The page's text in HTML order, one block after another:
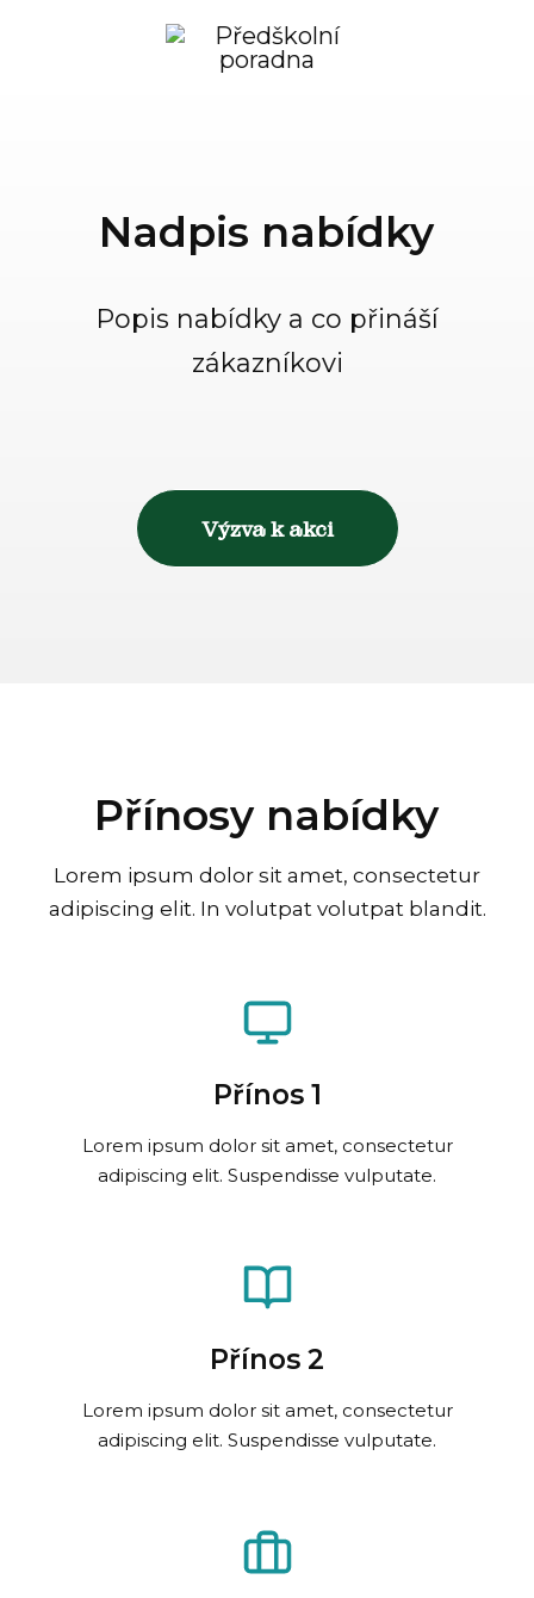
Nadpis nabídky
Popis nabídky a co přináší
zákazníkovi
Výzva k akci
Přínosy nabídky
Lorem ipsum dolor sit amet, consectetur
adipiscing elit. In volutpat volutpat blandit.
Přínos 1
Lorem ipsum dolor sit amet, consectetur
adipiscing elit. Suspendisse vulputate.
Přínos 2
Lorem ipsum dolor sit amet, consectetur
adipiscing elit. Suspendisse vulputate.